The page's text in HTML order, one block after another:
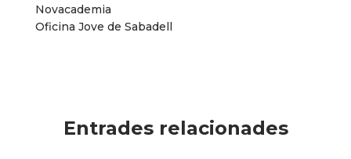
Novacademia
Oficina Jove de Sabadell
Entrades relacionades